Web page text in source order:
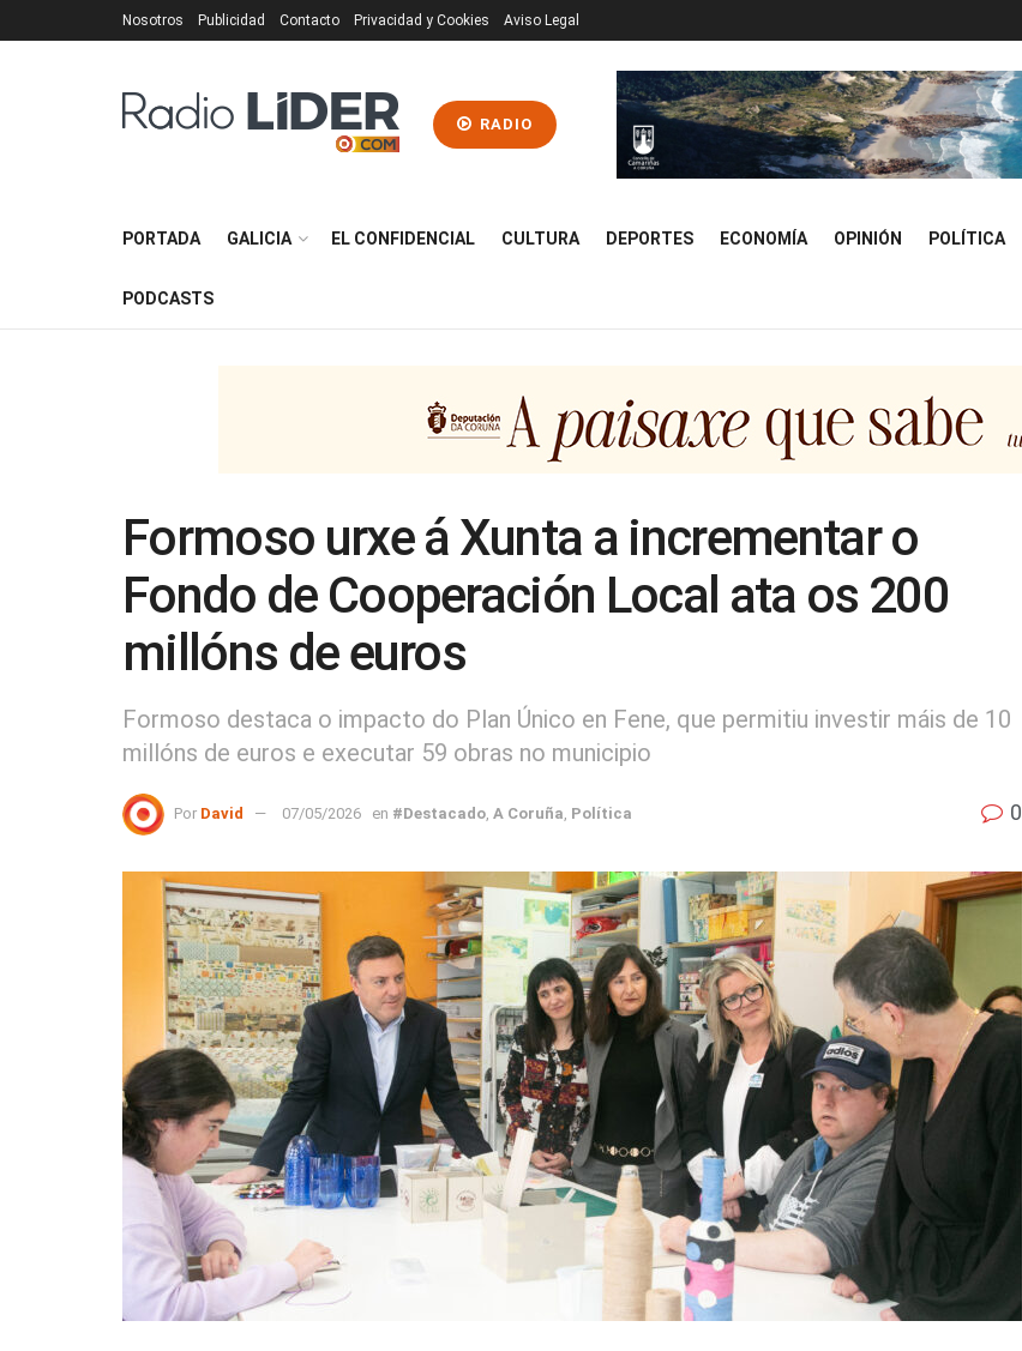
Nosotros Publicidad Contacto Privacidad y Cookies Aviso Legal
RADIO
PORTADA GALICIA EL CONFIDENCIAL CULTURA DEPORTES ECONOMÍA OPINIÓN POLÍTICA
PODCASTS
Formoso urxe á Xunta a incrementar o
Fondo de Cooperación Local ata os 200
millóns de euros
Formoso destaca o impacto do Plan Único en Fene, que permitiu investir máis de 10
millóns de euros e executar 59 obras no municipio
Por David 07/05/2026 en #Destacado A Coruña Política 0